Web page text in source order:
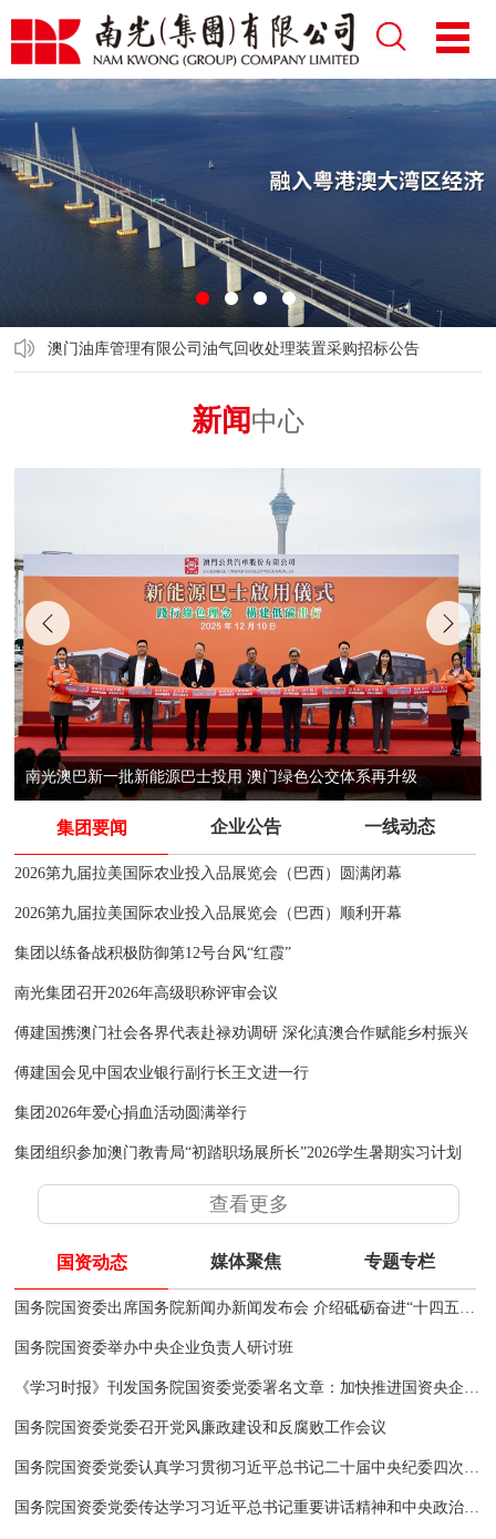
2 4
澳门油库管理有限公司油气回收处理装置采购招标公告
新闻中心
南光澳巴新一批新能源巴士投用 澳门绿色公交体系再升级
集团要闻 企业公告 一线动态
2026第九届拉美国际农业投入品展览会（巴西）圆满闭幕
2026第九届拉美国际农业投入品展览会（巴西）顺利开幕
集团以练备战积极防御第12号台风“红霞”
南光集团召开2026年高级职称评审会议
傅建国携澳门社会各界代表赴禄劝调研 深化滇澳合作赋能乡村振兴
傅建国会见中国农业银行副行长王文进一行
集团2026年爱心捐血活动圆满举行
集团组织参加澳门教青局“初踏职场展所长”2026学生暑期实习计划
查看更多
国资动态 媒体聚焦 专题专栏
国务院国资委举办中央企业负责人研讨班
国务院国资委党委召开党风廉政建设和反腐败工作会议